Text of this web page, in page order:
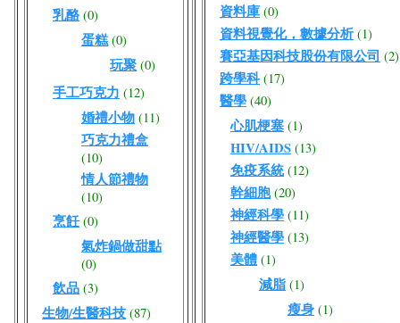
乳酪 (0)
蛋糕 (0)
玩聚 (0)
手工巧克力 (12)
婚禮小物 (11)
巧克力禮盒
(10)
情人節禮物
(10)
烹飪 (0)
氣炸鍋做甜點
(0)
飲品 (3)
生物/生醫科技 (87)
資料庫 (0)
資料視覺化，數據分析 (1)
賽亞基因科技股份有限公司 (2)
跨學科 (17)
醫學 (40)
心肌梗塞 (1)
HIV/AIDS (13)
免疫系統 (12)
幹細胞 (20)
神經科學 (11)
神經醫學 (13)
美體 (1)
減脂 (1)
瘦身 (1)